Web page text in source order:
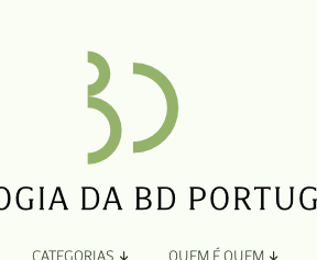
CATEGORIAS QUEM É QUEM